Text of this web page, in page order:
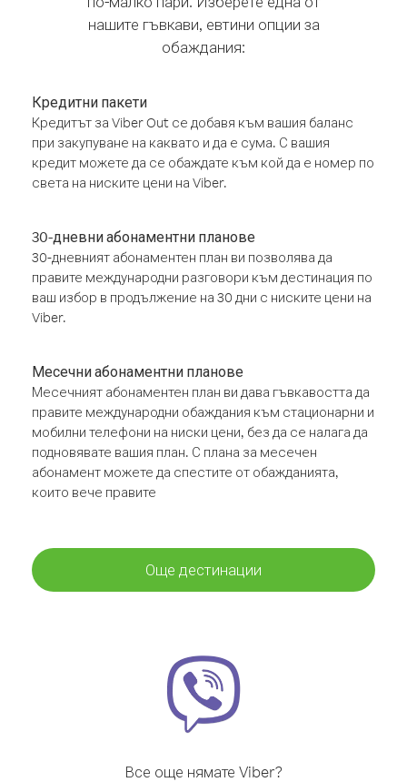
нашите гъвкави, евтини опции за
обаждания:
Кредитни пакети
Кредитът за Viber Out се добавя към вашия баланс
при закупуване на каквато и да е сума. С вашия
кредит можете да се обаждате към кой да е номер по
света на ниските цени на Viber.
30-дневни абонаментни планове
30-дневният абонаментен план ви позволява да
правите международни разговори към дестинация по
ваш избор в продължение на 30 дни с ниските цени на
Viber.
Месечни абонаментни планове
Месечният абонаментен план ви дава гъвкавостта да
правите международни обаждания към стационарни и
мобилни телефони на ниски цени, без да се налага да
подновявате вашия план. С плана за месечен
абонамент можете да спестите от обажданията,
които вече правите
Още дестинации
Все още нямате Viber?